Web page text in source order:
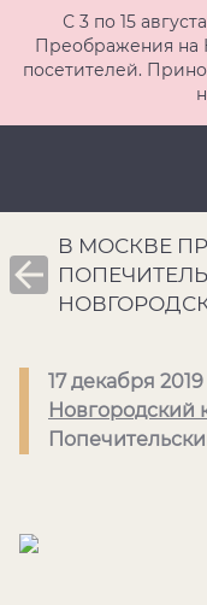
С 3 по 15
Преображения на
посетителей.
В МОСКВЕ
17 декабря 2019
Новгородский